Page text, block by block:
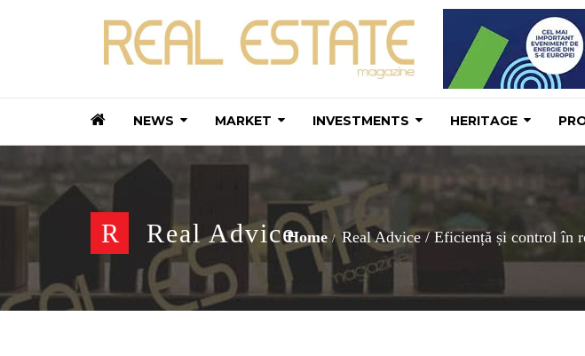
NEWS MARKET INVESTMENTS HERITAGE
R Real AdviceHome Real Advice /Eficiență și control în